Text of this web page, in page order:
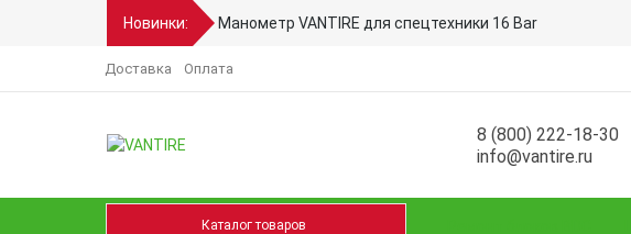
Новинки: Манометр VANTIRE для спецтехники 16 Bar
Доставка Оплата
8 (800) 222-18-30
info@vantire.ru
Каталог товаров